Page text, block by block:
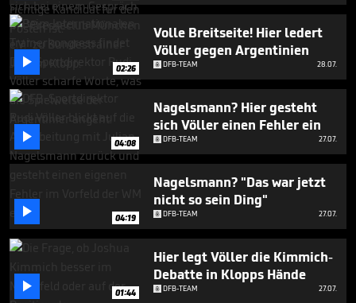
 02:26
Volle Breitseite! Hier ledert
Völler gegen Argentinien
DFB-TEAM 28.07.
 04:08
Nagelsmann? Hier gesteht
sich Völler einen Fehler ein
DFB-TEAM 27.07.
 04:19
Nagelsmann? "Das war jetzt
nicht so sein Ding"
DFB-TEAM 27.07.
 01:44
Hier legt Völler die Kimmich-
Debatte in Klopps Hände
DFB-TEAM 27.07.